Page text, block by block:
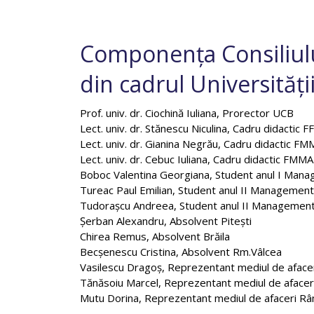
Componența
din cadrul
Prof. univ. dr. Ciochină Iuliana, Prorector UCB
Lect. univ. dr. Stănescu Niculina, Cadru didactic
Lect. univ. dr. Gianina Negrău, Cadru didactic
Lect. univ. dr. Cebuc Iuliana, Cadru didactic
Boboc Valentina Georgiana, Student anul I
Tureac Paul Emilian, Student anul II
Tudorașcu Andreea, Student anul II
Șerban Alexandru, Absolvent Pitești
Chirea Remus, Absolvent Brăila
Becșenescu Cristina, Absolvent Rm.Vâlcea
Vasilescu Dragoș, Reprezentant mediul de
Tănăsoiu Marcel, Reprezentant mediul de
Mutu Dorina, Reprezentant mediul de afaceri